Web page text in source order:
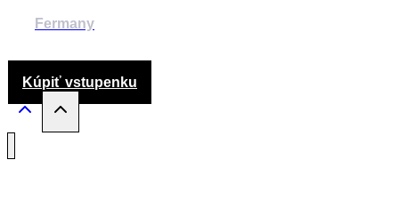
Fermany
Kúpiť vstupenku